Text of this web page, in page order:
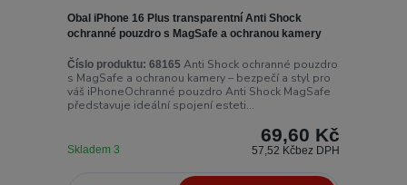
Obal iPhone 16 Plus transparentní Anti Shock
ochranné pouzdro s MagSafe a ochranou kamery
Číslo produktu: 68165 Anti Shock ochranné pouzdro
s MagSafe a ochranou kamery – bezpečí a styl pro
váš iPhoneOchranné pouzdro Anti Shock MagSafe
představuje ideální spojení esteti...
69,60 Kč
57,52 Kčbez DPH
Skladem 3